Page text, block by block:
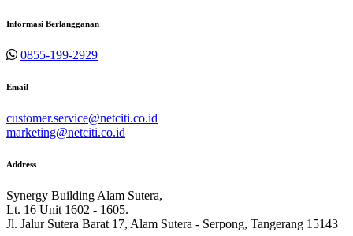
Informasi Berlangganan
0855-199-2929
Email
customer.service@netciti.co.id
marketing@netciti.co.id
Address
Synergy Building Alam Sutera,
Lt. 16 Unit 1602 - 1605.
Jl. Jalur Sutera Barat 17, Alam Sutera - Serpong, Tangerang 15143